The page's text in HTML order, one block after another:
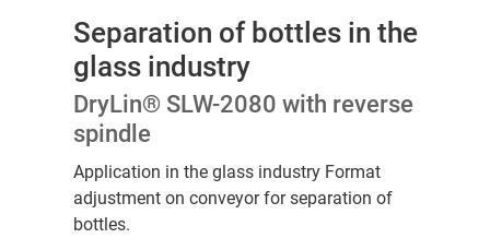
Separation of bottles in the
glass industry
DryLin® SLW-2080 with reverse
spindle
Application in the glass industry Format
adjustment on conveyor for separation of
bottles.